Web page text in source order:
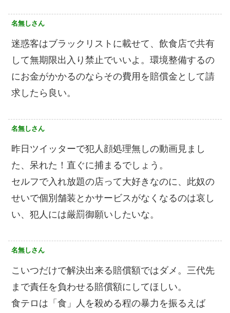
名無しさん
迷惑客はブラックリストに載せて、飲食店で共有
して無期限出入り禁止でいいよ。環境整備するの
にお金がかかるのならその費用を賠償金として請
求したら良い。
名無しさん
昨日ツイッターで犯人顔処理無しの動画見まし
た、呆れた！直ぐに捕まるでしょう。
セルフで入れ放題の店って大好きなのに、此奴の
せいで個別舗装とかサービスがなくなるのは哀し
い、犯人には厳罰御願いしたいな。
名無しさん
こいつだけで解決出来る賠償額ではダメ。三代先
まで責任を負わせる賠償額にしてほしい。
食テロは「食」人を殺める程の暴力を振るえば